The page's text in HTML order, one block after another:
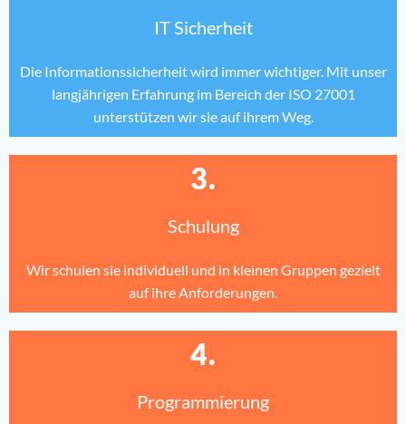
IT Sicherheit
Die Informationssicherheit wird immer wichtiger. Mit unser
langjährigen Erfahrung im Bereich der ISO 27001
unterstützen wir sie auf ihrem Weg.
3.
Schulung
Wir schulen sie individuell und in kleinen Gruppen gezielt
auf ihre Anforderungen.
4.
Programmierung